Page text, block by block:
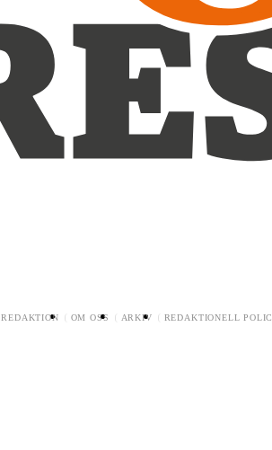
REDAKTION OM OSS ARKIV REDAKTIONELL